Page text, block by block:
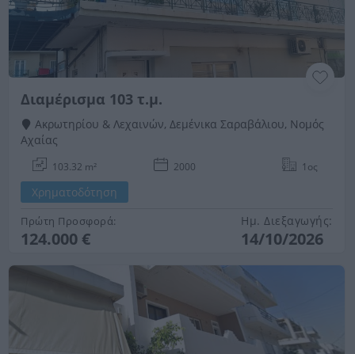
Διαμέρισμα 103 τ.μ.
Ακρωτηρίου & Λεχαινών, Δεμένικα Σαραβάλιου, Νομός
Αχαίας
103.32 m² 2000 1ος
Χρηματοδότηση
Πρώτη Προσφορά:
124.000 €
Ημ. Διεξαγωγής:
14/10/2026